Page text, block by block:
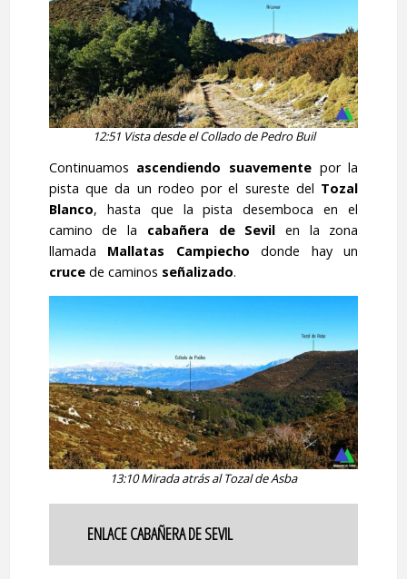
12:51 Vista desde el Collado de Pedro Buil
Continuamos ascendiendo suavemente por la
pista que da un rodeo por el sureste del Tozal
Blanco, hasta que la pista desemboca en el
camino de la cabañera de Sevil en la zona
llamada Mallatas Campiecho donde hay un
crucede caminos señalizado.
13:10 Mirada atrás al Tozal de Asba
ENLACE CABAÑERA DE SEVIL